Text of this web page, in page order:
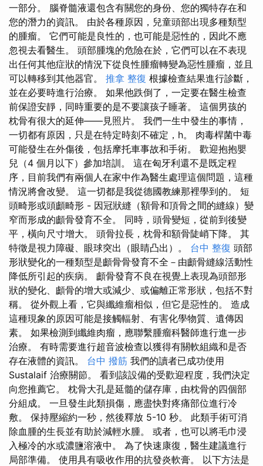
一部分。 腦脊髓液還包含有關您的身份、您的獨特存在和
您的潛力的資訊。 由於各種原因，兒童頭部出現多種類型
的腫瘤。 它們可能是良性的，也可能是惡性的，因此不應
忽視去看醫生。 頭部腫塊的危險在於，它們可以在不表現
出任何其他症狀的情況下從良性腫瘤轉變為惡性腫瘤，並且
可以轉移到其他器官。 推拿 整復 根據檢查結果進行診斷，
並在必要時進行治療。 如果他跌倒了，一定要在醫生檢查
前保證安靜，同時重要的是不要讓孩子睡著。 這個男孩的
枕骨有很大的延伸——見照片。 我們一生中發生的事情，
一切都有原因，只是在特定時刻不確定，h。 肉毒桿菌中毒
可能發生在外傷後，包括摩托車事故和手術。 歡迎抱抱嬰
兒（4 個月以下）參加培訓。 這在匈牙利還不是既定程
序，目前我們有兩個人在家中作為醫生處理這個問題，這種
情況將會改變。 這一切都是我從德國教練那裡學到的。 短
頭畸形或頭顱畸形 - 因冠狀縫（額骨和頂骨之間的縫線）變
窄而形成的顱骨發育不全。 同時，頭骨變短，從前到後變
平，橫向尺寸增大。 頭骨拉長，枕骨和額骨陡峭下降。 其
特徵是視力障礙、眼球突出（眼睛凸出）。 台中 整復 頭部
形狀變化的一種類型是顱骨骨發育不全－由顱骨縫線活動性
降低所引起的疾病。 顱骨發育不良在視覺上表現為頭部形
狀的變化、顱骨的增大或減少、或偏離正常形狀，包括不對
稱。 從外觀上看，它與纖維瘤相似，但它是惡性的。 造成
這種現象的原因可能是接觸輻射、有害化學物質、遺傳因
素。 如果檢測到纖維肉瘤，應聯繫腫瘤科醫師進行進一步
治療。 有時需要進行超音波檢查以獲得有關軟組織和是否
存在液體的資訊。 台中 撥筋 我們的讀者已成功使用
Sustalaif 治療關節。 看到該設備的受歡迎程度，我們決定
向您推薦它。 枕骨大孔是延髓的儲存庫，由枕骨的四個部
分組成。 一旦發生此類損傷，應盡快對疼痛部位進行冷
敷。 保持壓縮約一秒，然後釋放 5-10 秒。 此類手術可消
除血腫的生長並有助於減輕水腫。 或者，也可以將毛巾浸
入極冷的水或濃鹽溶液中。 為了快速康復，醫生建議進行
局部準備。 使用具有吸收作用的抗發炎軟膏。 以下方法是